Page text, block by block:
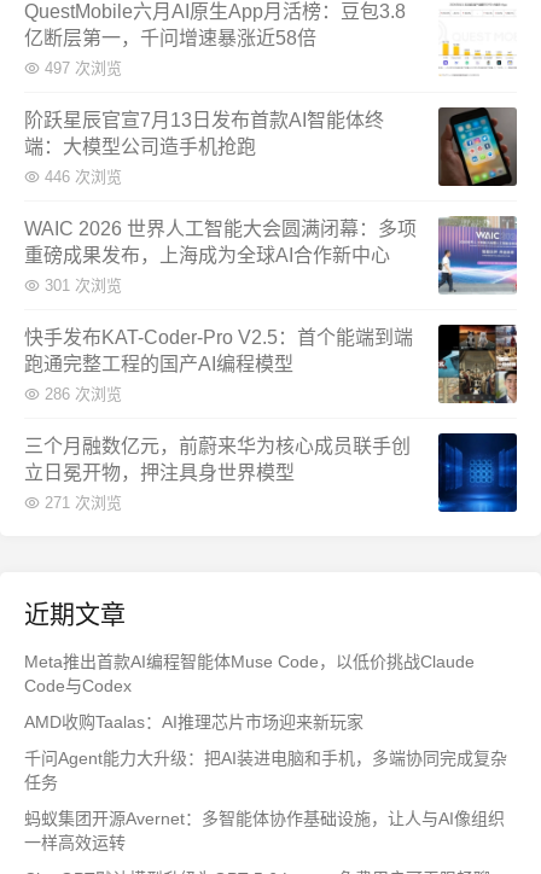
QuestMobile六月AI原生App月活榜：豆包3.8
亿断层第一，千问增速暴涨近58倍
497 次浏览
阶跃星辰官宣7月13日发布首款AI智能体终
端：大模型公司造手机抢跑
446 次浏览
WAIC 2026 世界人工智能大会圆满闭幕：多项
重磅成果发布，上海成为全球AI合作新中心
301 次浏览
快手发布KAT-Coder-Pro V2.5：首个能端到端
跑通完整工程的国产AI编程模型
286 次浏览
三个月融数亿元，前蔚来华为核心成员联手创
立日冕开物，押注具身世界模型
271 次浏览
近期文章
Meta推出首款AI编程智能体Muse Code，以低价挑战Claude
Code与Codex
AMD收购Taalas：AI推理芯片市场迎来新玩家
千问Agent能力大升级：把AI装进电脑和手机，多端协同完成复杂
任务
蚂蚁集团开源Avernet：多智能体协作基础设施，让人与AI像组织
一样高效运转